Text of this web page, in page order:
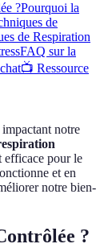
?Pourquoi la
de
de Respiration
FAQ sur la
📺 Ressource
notre
efficace pour le
et en
notre bien-
?